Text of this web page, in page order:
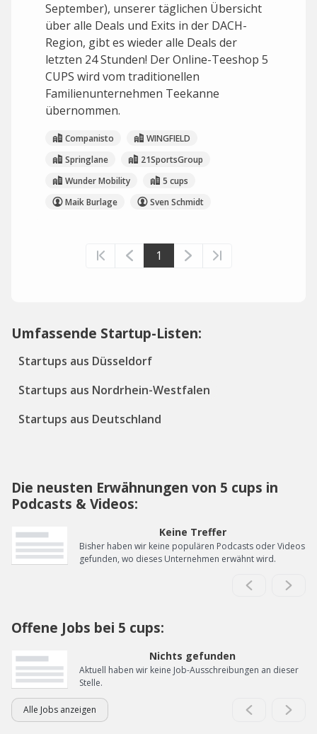
September), unserer täglichen Übersicht
über alle Deals und Exits in der DACH-
Region, gibt es wieder alle Deals der
letzten 24 Stunden! Der Online-Teeshop 5
CUPS wird vom traditionellen
Familienunternehmen Teekanne
übernommen.
Companisto
WINGFIELD
Springlane
21SportsGroup
Wunder Mobility
5 cups
Maik Burlage
Sven Schmidt
1
Umfassende Startup-Listen:
Startups aus Düsseldorf
Startups aus Nordrhein-Westfalen
Startups aus Deutschland
Die neusten Erwähnungen von 5 cups in
Podcasts & Videos:
Keine Treffer
Bisher haben wir keine populären Podcasts oder Videos
gefunden, wo dieses Unternehmen erwähnt wird.
Offene Jobs bei 5 cups:
Nichts gefunden
Aktuell haben wir keine Job-Ausschreibungen an dieser
Stelle.
Alle Jobs anzeigen